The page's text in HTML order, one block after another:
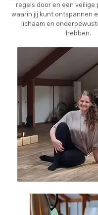
regels door en een veilige
waarin jij kunt ontspannen
lichaam en
hebben. ​